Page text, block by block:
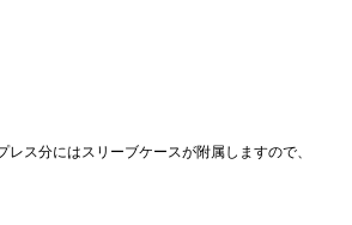
ス分にはスリーブケースが附属しますので、